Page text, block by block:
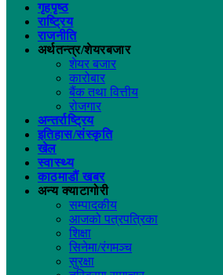
गृहपृष्ठ
राष्ट्रिय
राजनीति
अर्थतन्त्र/शेयरबजार
शेयर बजार
कारोबार
बैंक तथा वित्तीय
रोजगार
अन्तर्राष्ट्रिय
इतिहास/संस्कृति
खेल
स्वास्थ्य
काठमाडौं खबर
अन्य क्याटागोरी
सम्पादकीय
आजको पत्रपत्रिका
शिक्षा
सिनेमा/रंगमञ्च
सुरक्षा